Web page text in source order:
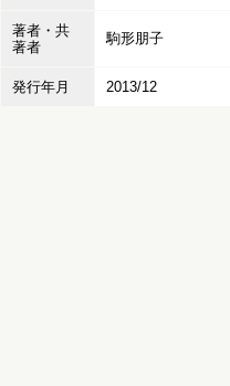
著者・共
著者
駒形朋子
発行年月 2013/12